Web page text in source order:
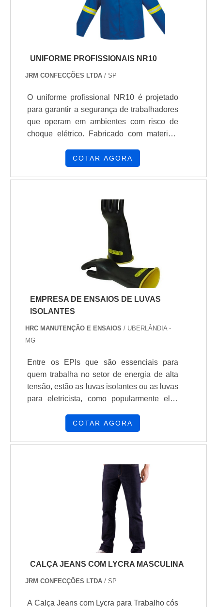
de alta resistência e dur.
UNIFORME PROFISSIONAIS NR10
JRM CONFECÇÕES LTDA / SP
O uniforme profissional NR10 é projetado
para garantir a segurança de trabalhadores
que operam em ambientes com risco de
choque elétrico. Fabricado com materiais
oferece proteção contra possíveis
regulamentadoras de segurança do
resistentes, confortáveis e permitem
mobilidade, sem comprometer a proteção.
Ideal para profissionais da área elétrica, o
uniforme NR10 reduz o risco de acidentes,
garantindo maior confiança e segurança
durante as atividades, além de ser durável
e de fácil manutenção.
COTAR AGORA
EMPRESA DE ENSAIOS DE LUVAS
ISOLANTES
HRC MANUTENÇÃO E ENSAIOS / UBERLÂNDIA -
MG
Entre os EPIs que são essenciais para
quem trabalha no setor de energia de alta
tensão, estão as luvas isolantes ou as luvas
para eletricista, como popularmente elas
ajudam a proteger o profissional de
aos mais graves, por isso, é essencial
isolantes.As luvas oferecem total proteção
para os funcionários de empresas de
eletricidade ou similares. Trabalhadores
que mexem com redes d.
COTAR AGORA
CALÇA JEANS COM LYCRA MASCULINA
JRM CONFECÇÕES LTDA / SP
A Calça Jeans com Lycra para Trabalho cós